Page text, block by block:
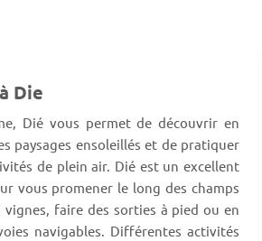
Die
Dié vous permet de découvrir en
paysages ensoleillés et de pratiquer
de plein air. Dié est un excellent
vous promener le long des champs
vignes, faire des sorties à pied ou en
navigables. Différentes activités